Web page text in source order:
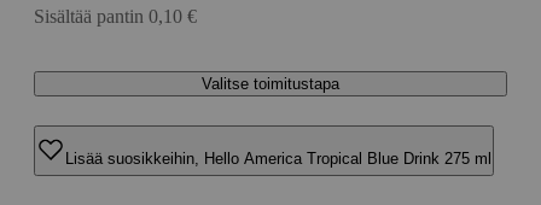
Sisältää pantin 0,10 €
Valitse toimitustapa
Lisää suosikkeihin, Hello America Tropical Blue Drink 275 ml